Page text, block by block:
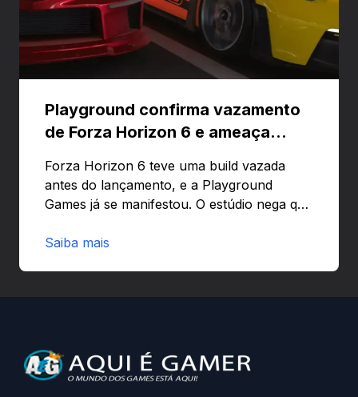
Playground confirma vazamento
de Forza Horizon 6 e ameaça
Forza Horizon 6 teve uma build vazada
antes do lançamento, e a Playground
Games já se manifestou. O estúdio nega que
preload e avisa que quem usar versões não
da Playground: negação do preload,
medidas contra acessos não autorizados
Saiba mais